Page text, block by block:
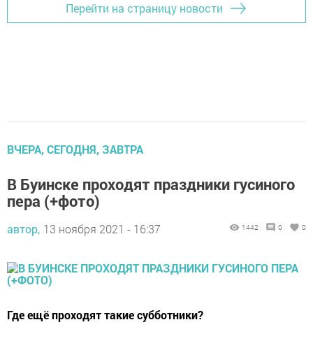
Перейти на страницу новости
ВЧЕРА, СЕГОДНЯ, ЗАВТРА
В Буинске проходят праздники гусиного
пера (+фото)
автор, 13 ноября 2021 - 16:37 1442 0 0
Где ещё проходят такие субботники?